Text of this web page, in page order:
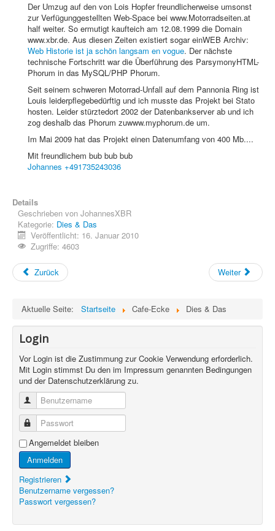
Der Umzug auf den von Lois Hopfer freundlicherweise umsonst
zur Verfügunggestellten Web-Space bei www.Motorradseiten.at
half weiter. So ermutigt kaufteich am 12.08.1999 die Domain
www.xbr.de. Aus diesen Zeiten existiert sogar einWEB Archiv:
Web Historie ist ja schön langsam en vogue. Der nächste
technische Fortschritt war die Überführung des ParsymonyHTML-
Phorum in das MySQL/PHP Phorum.
Seit seinem schweren Motorrad-Unfall auf dem Pannonia Ring ist
Louis leiderpflegebedürftig und ich musste das Projekt bei Stato
hosten. Leider stürztedort 2002 der Datenbankserver ab und ich
zog deshalb das Phorum zuwww.myphorum.de um.
Im Mai 2009 hat das Projekt einen Datenumfang von 400 Mb....
Mit freundlichem bub bub bub
Johannes +491735243036
Details
Geschrieben von JohannesXBR
Kategorie: Dies & Das
Veröffentlicht: 16. Januar 2010
Zugriffe: 4603
Zurück Weiter
Aktuelle Seite: Startseite Cafe-Ecke Dies & Das
Login
Vor Login ist die Zustimmung zur Cookie Verwendung erforderlich.
Mit Login stimmst Du den im Impressum genannten Bedingungen
und der Datenschutzerklärung zu.
Benutzername
Passwort
Angemeldet bleiben
Anmelden
Registrieren
Benutzername vergessen?
Passwort vergessen?